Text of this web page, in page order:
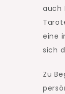
auch
eine
sich
Zu